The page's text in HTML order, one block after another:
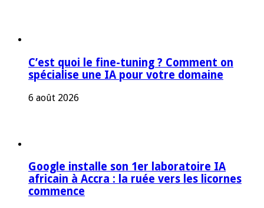
C’est quoi le fine-tuning ? Comment on
spécialise une IA pour votre domaine
6 août 2026
Google installe son 1er laboratoire IA
africain à Accra : la ruée vers les licornes
commence